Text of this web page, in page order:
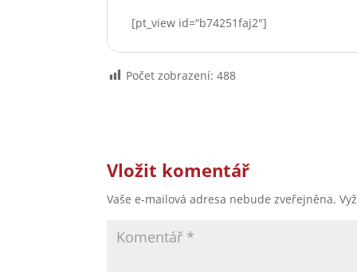
[pt_view id=“b74251faj2″]
Počet zobrazení: 488
Vložit komentář
Vaše e-mailová adresa nebude zveřejněna.